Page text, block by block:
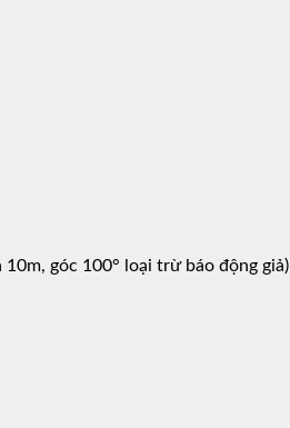
góc 100° loại trừ báo động giả)